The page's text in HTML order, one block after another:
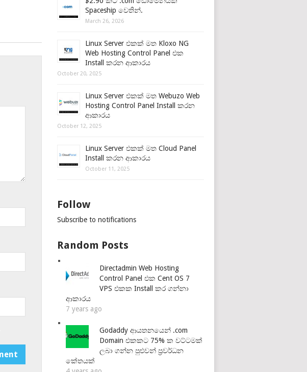
Spaceship වෙතින්.
March 26, 2026
Linux Server එකක් මත Kloxo NG
Web Hosting Control Panel එක
Install කරන ආකාරය
October 20, 2025
Linux Server එකක් මත Webuzo Web
Hosting Control Panel Install කරන
ආකාරය
October 12, 2025
Linux Server එකක් මත Cloud Panel
Install කරන ආකාරය
October 11, 2025
Follow
Subscribe to notifications
Random Posts
Directadmin Web Hosting
Control Panel එක Cent OS 7
VPS එකක Install කර ගන්නා
ආකාරය
7 years ago
Godaddy ආයතනයෙන් .com
Domain එකකට 75% ක වට්ටමක්
ලබා ගන්න පුළුවන් ප්‍රවර්ධන
කේතයක්